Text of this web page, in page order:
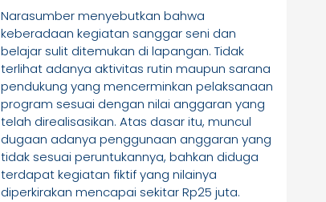
Narasumber menyebutkan bahwa
keberadaan kegiatan sanggar seni dan
belajar sulit ditemukan di lapangan. Tidak
terlihat adanya aktivitas rutin maupun sarana
pendukung yang mencerminkan pelaksanaan
program sesuai dengan nilai anggaran yang
telah direalisasikan. Atas dasar itu, muncul
dugaan adanya penggunaan anggaran yang
tidak sesuai peruntukannya, bahkan diduga
terdapat kegiatan fiktif yang nilainya
diperkirakan mencapai sekitar Rp25 juta.